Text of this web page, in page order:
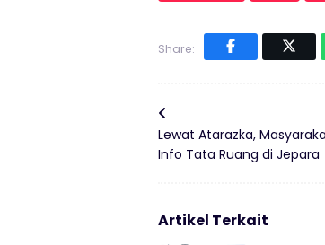
Share:
Lewat Atarazka,
Info Tata Ruang di Jepara
Artikel Terkait